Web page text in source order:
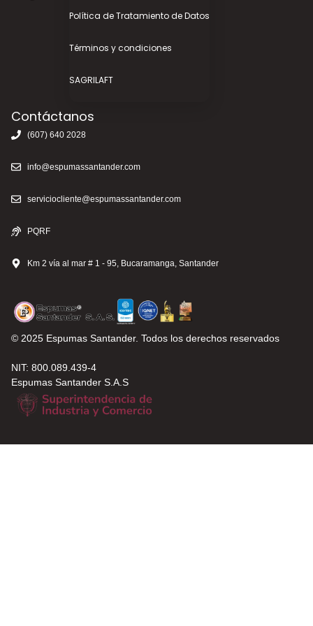
© 2025 Espumas Santander. Todos los derechos reservados
NIT: 800.089.439-4
Espumas Santander S.A.S
Política de Tratamiento de Datos
Términos y condiciones
SAGRILAFT
Contáctanos
(607) 640 2028
info@espumassantander.com
serviciocliente@espumassantander.com
PQRF
Km 2 vía al mar # 1 - 95, Bucaramanga, Santander